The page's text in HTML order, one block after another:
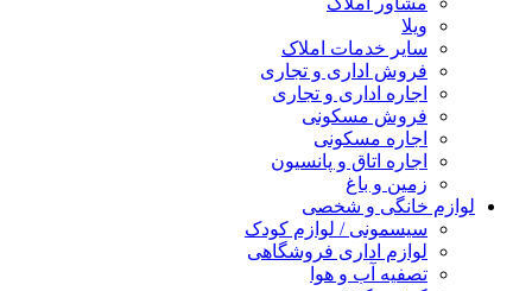
ویلا
سایر خدمات املاک
فروش اداری و تجاری
اجاره اداری و تجاری
فروش مسکونی
اجاره مسکونی
اجاره اتاق و پانسیون
زمین و باغ
لوازم خانگی و شخصی
سیسمونی / لوازم کودک
لوازم اداری فروشگاهی
تصفیه آب و هوا